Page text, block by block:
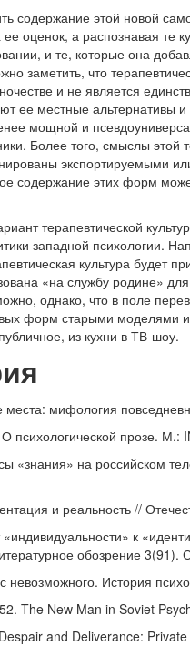
содержание этой новой
оценок, а распознавая те
и те, которые она
заметить, что
и не является
ее местные альтернативы
мощной и
Более того, смыслы этой
экспортируемыми
содержание этих форм
терапевтической
западной психологии.
культура будет
«на службу родине»
однако, что в поле
форм старыми моделями
из кухни в ТВ-шоу.
мифология
психологической прозе. М.:
«знания» на российском
и реальность //
к
обозрение 3(91).
невозможного. История
The New Man in Soviet
and Deliverance: